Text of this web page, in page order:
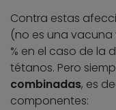
Contra estas
(no es una
% en el caso de la
tétanos. Pero
combinadas, es
componentes: